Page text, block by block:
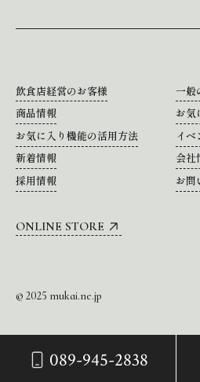
089-945-2838
飲食店経営のお客様
一般
商品情報
お気
お気に入り機能の活用方法
イベ
新着情報
会社
採用情報
お問
ONLINE STORE
© 2025 mukai.ne.jp